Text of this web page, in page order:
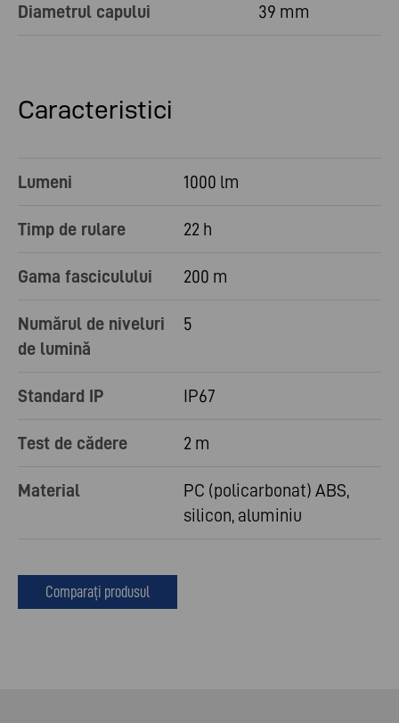
Diametrul capului 39 mm
Caracteristici
Lumeni 1000 lm
Timp de rulare 22 h
Gama fasciculului 200 m
Numărul de niveluri
de lumină
5
Standard IP IP67
Test de cădere 2 m
Material
PC (policarbonat) ABS,
silicon, aluminiu
Comparați produsul